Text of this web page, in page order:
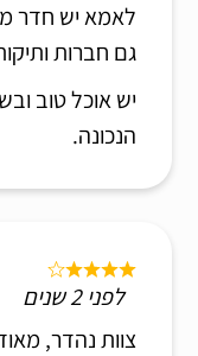
לאמא יש חדר
גם חברות
יש אוכל טוב
הנכונה.
לפני 2 שנים
צוות נהדר,